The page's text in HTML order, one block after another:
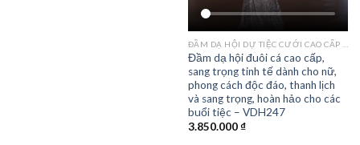
Đầm dạ hội đuôi cá cao cấp,
sang trọng tinh tế dành cho nữ,
phong cách độc đáo, thanh lịch
và sang trọng, hoàn hảo cho các
buổi tiệc – VDH247
3.850.000₫